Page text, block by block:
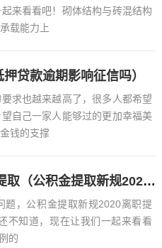
来看看吧！砌体结构与砖混结构
载能力上
贷款逾期影响征信吗）
求也越来越高了，很多人都希望
自己一家人能够过的更加幸福美
钱的支撑
公积金提取新规2020离职提取（公积金提取新规2020）
题，公积金提取新规2020离职提
不知道，现在让我们一起来看看
的